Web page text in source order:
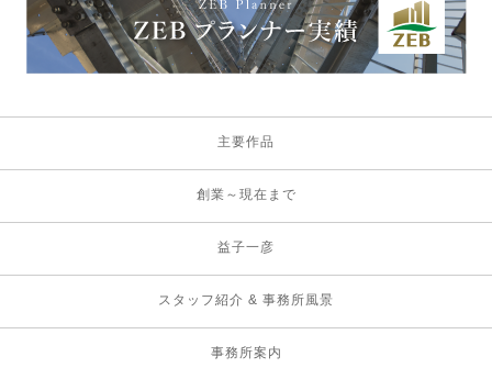
主要作品
創業～現在まで
益子一彦
スタッフ紹介 & 事務所風景
事務所案内